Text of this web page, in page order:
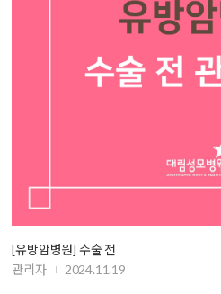
[유방암병원] 수술 전
관리자
2024.11.19